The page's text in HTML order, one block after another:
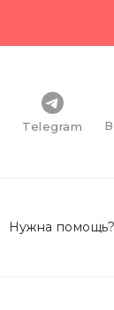
Telegram
Нужна